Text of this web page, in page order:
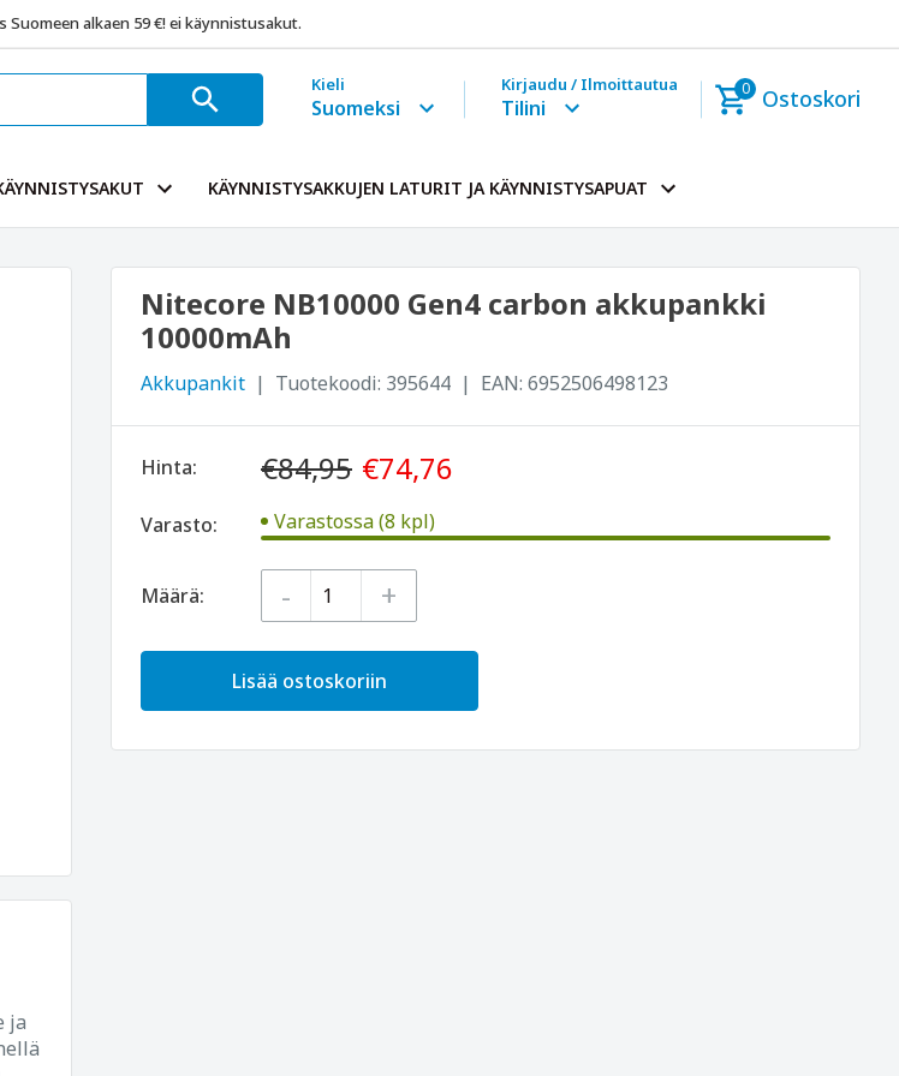
Suomeen alkaen 59 €! ei käynnistusakut.
Kirjaudu / Ilmoittautua
Tilini
0 Ostoskori
Kieli
Suomeksi
KÄYNNISTYSAKKUJEN LATURIT JA KÄYNNISTYSAPUAT
Nitecore NB10000 Gen4 carbon akkupankki
10000mAh
Akkupankit Tuotekoodi: 395644 EAN: 6952506498123
Hinta: €84,95 €74,76
Varasto: Varastossa (8 kpl)
Määrä: - +
Lisää ostoskoriin
ja